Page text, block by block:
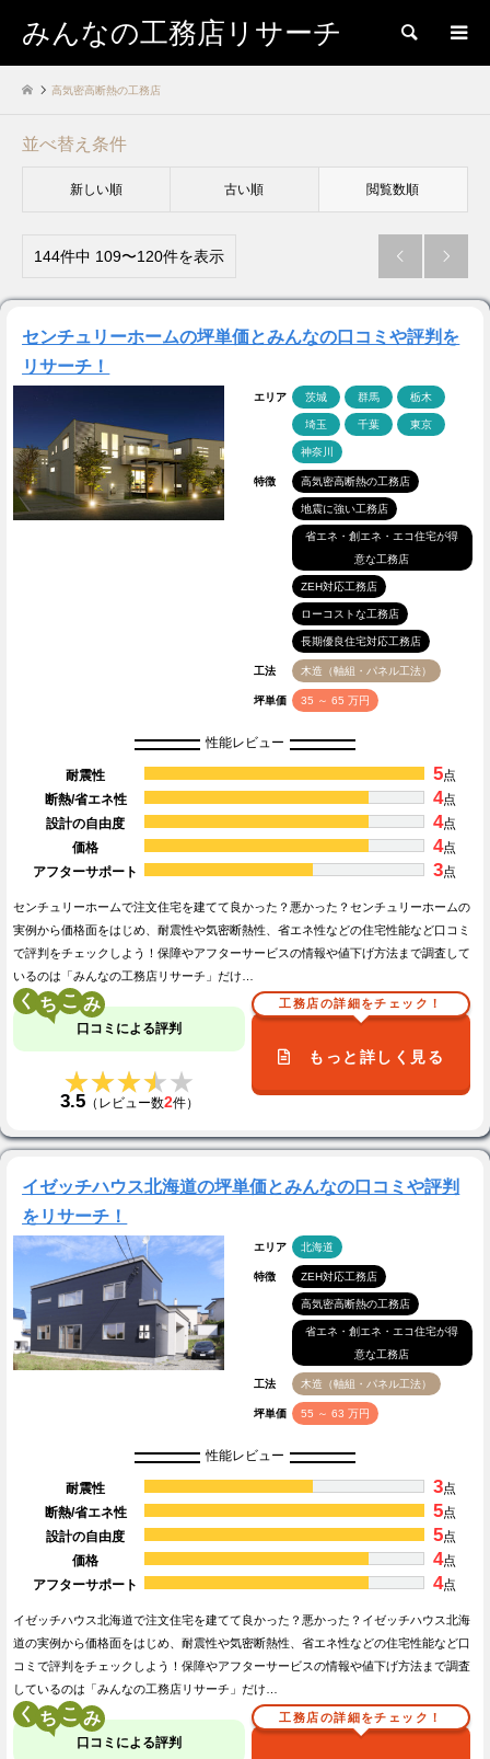
みんなの工務店リサーチ 検索
高気密高断熱の工務店
並べ替え条件
新しい順 古い順 閲覧数順
144件中 109〜120件を表示  
センチュリーホームの坪単価とみんなの口コミや評判を
リサーチ！
エリア 茨城 群馬 栃木
埼玉 千葉 東京
神奈川
特徴 高気密高断熱の工務店
地震に強い工務店
省エネ・創エネ・エコ住宅が得
意な工務店
ZEH対応工務店
ローコストな工務店
長期優良住宅対応工務店
工法 木造（軸組・パネル工法）
坪単価 35 ～ 65 万円
性能レビュー
耐震性 5点
断熱/省エネ性
4点
設計の自由度
4点
価格
4点
アフターサポート
3点
センチュリーホームで注文住宅を建てて良かった？悪かった？センチュリーホームの
実例から価格面をはじめ、耐震性や気密断熱性、省エネ性などの住宅性能など口コミ
で評判をチェックしよう！保障やアフターサービスの情報や値下げ方法まで調査して
いるのは「みんなの工務店リサーチ」だけ…
く こ
口コミによる評判
★★★★★
★★★★★
3.5（レビュー数2件）
工務店の詳細をチェック！
もっと詳しく見る
イゼッチハウス北海道の坪単価とみんなの口コミや評判
をリサーチ！
エリア 北海道
特徴 ZEH対応工務店
高気密高断熱の工務店
省エネ・創エネ・エコ住宅が得
意な工務店
工法 木造（軸組・パネル工法）
坪単価 55 ～ 63 万円
性能レビュー
耐震性 3点
断熱/省エネ性
5点
設計の自由度
5点
価格
4点
アフターサポート
4点
イゼッチハウス北海道で注文住宅を建てて良かった？悪かった？イゼッチハウス北海
道の実例から価格面をはじめ、耐震性や気密断熱性、省エネ性などの住宅性能など口
コミで評判をチェックしよう！保障やアフターサービスの情報や値下げ方法まで調査
しているのは「みんなの工務店リサーチ」だけ…
く こ
口コミによる評判
工務店の詳細をチェック！